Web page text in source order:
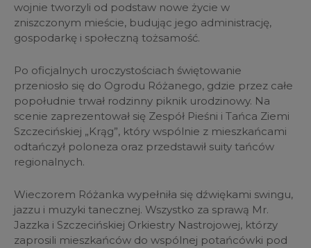
wojnie tworzyli od podstaw nowe życie w
zniszczonym mieście, budując jego administrację,
gospodarkę i społeczną tożsamość.
Po oficjalnych uroczystościach świętowanie
przeniosło się do Ogrodu Różanego, gdzie przez całe
popołudnie trwał rodzinny piknik urodzinowy. Na
scenie zaprezentował się Zespół Pieśni i Tańca Ziemi
Szczecińskiej „Krąg”, który wspólnie z mieszkańcami
odtańczył poloneza oraz przedstawił suity tańców
regionalnych.
Wieczorem Różanka wypełniła się dźwiękami swingu,
jazzu i muzyki tanecznej. Wszystko za sprawą Mr.
Jazzka i Szczecińskiej Orkiestry Nastrojowej, którzy
zaprosili mieszkańców do wspólnej potańcówki pod